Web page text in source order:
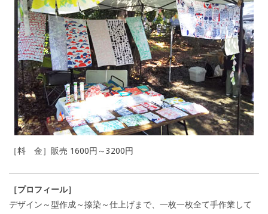
［料 金］販売 1600円～3200円
［プロフィール］
デザイン～型作成～捺染～仕上げまで、一枚一枚全て手作業して